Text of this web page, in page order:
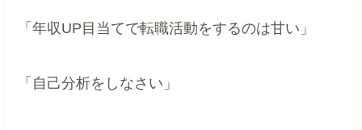
「年収UP目当てで転職活動をするのは甘い」
「自己分析をしなさい」